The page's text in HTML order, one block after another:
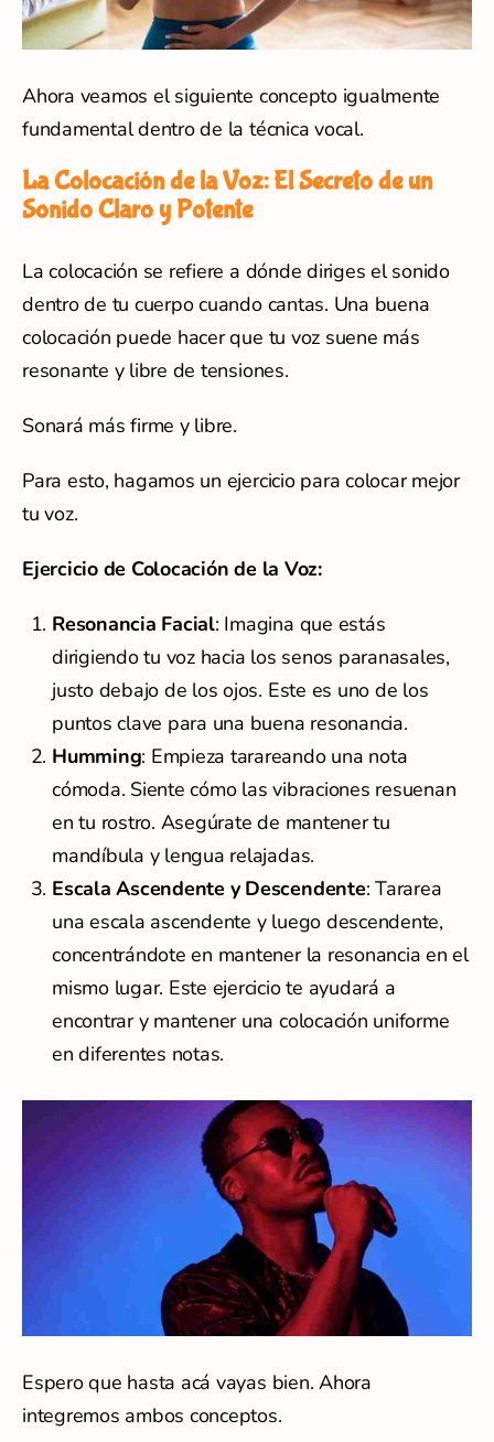
Ahora veamos el siguiente concepto igualmente
fundamental dentro de la técnica vocal.
La Colocación de la Voz: El Secreto de un
Sonido Claro y Potente
La colocación se refiere a dónde diriges el sonido
dentro de tu cuerpo cuando cantas. Una buena
colocación puede hacer que tu voz suene más
resonante y libre de tensiones.
Sonará más firme y libre.
Para esto, hagamos un ejercicio para colocar mejor
tu voz.
Ejercicio de Colocación de la Voz:
Resonancia Facial: Imagina que estás
dirigiendo tu voz hacia los senos paranasales,
justo debajo de los ojos. Este es uno de los
puntos clave para una buena resonancia.
Humming: Empieza tarareando una nota
cómoda. Siente cómo las vibraciones resuenan
en tu rostro. Asegúrate de mantener tu
mandíbula y lengua relajadas.
Escala Ascendente y Descendente: Tararea
una escala ascendente y luego descendente,
concentrándote en mantener la resonancia en el
mismo lugar. Este ejercicio te ayudará a
encontrar y mantener una colocación uniforme
en diferentes notas.
Espero que hasta acá vayas bien. Ahora
integremos ambos conceptos.